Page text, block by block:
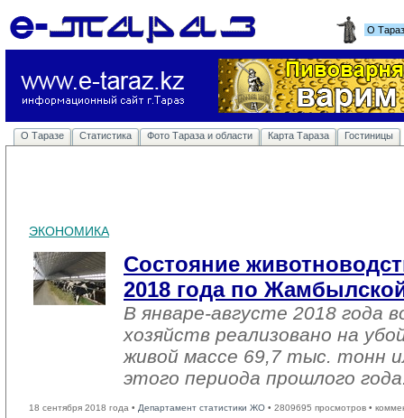
О
О Таразе Статистика Фото Тараза и области Карта Тараза Гостиницы
ЭКОНОМИКА
Состояние
2018 года по
В январе-августе 2018 года
хозяйств реализовано на
живой массе 69,7 тыс. тонн
этого периода прошлого
18 сентября 2018 года • Департамент статистики ЖО • 2809695 просмотров •